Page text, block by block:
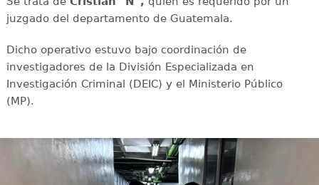
juzgado del departamento de Guatemala.
Dicho operativo estuvo bajo coordinación de
investigadores de la División Especializada en
Investigación Criminal (DEIC) y el Ministerio Público
(MP).